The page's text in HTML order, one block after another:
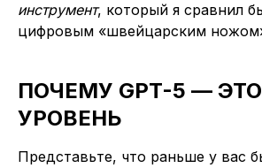
инструмент, который я сравнил
цифровым «швейцарским
ПОЧЕМУ GPT-5 —
УРОВЕНЬ
Представьте, что раньше у вас